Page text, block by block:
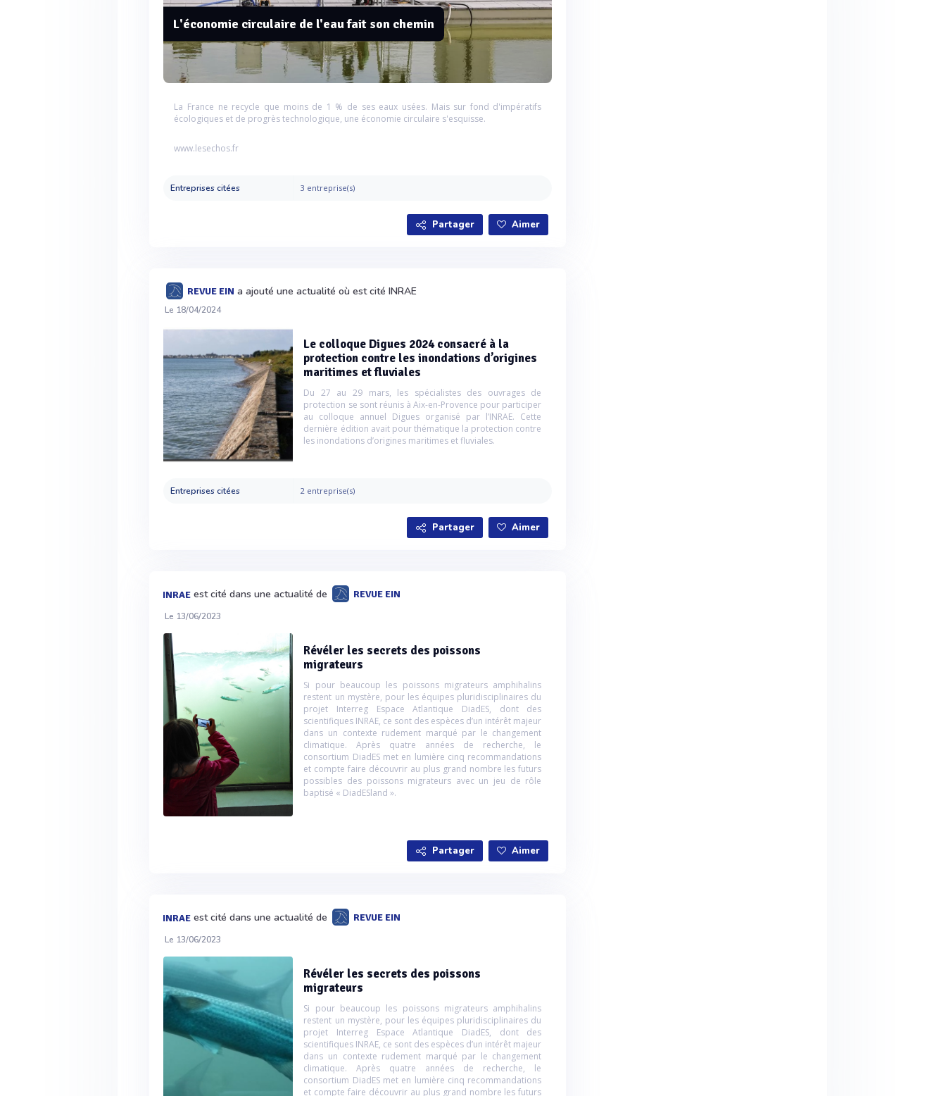
L'économie circulaire de l'eau fait son chemin
La France ne recycle que moins de 1 % de ses eaux usées. Mais sur fond d'impératifs
écologiques et de progrès technologique, une économie circulaire s'esquisse.
www.lesechos.fr
Entreprises citées 3 entreprise(s)
Partager Aimer
REVUE EIN a ajouté une actualité où est cité INRAE
Le 18/04/2024
Le colloque Digues 2024 consacré à la
protection contre les inondations d’origines
maritimes et fluviales
Du 27 au 29 mars, les spécialistes des ouvrages de
protection se sont réunis à Aix-en-Provence pour participer
au colloque annuel Digues organisé par l’INRAE. Cette
dernière édition avait pour thématique la protection contre
les inondations d’origines maritimes et fluviales.
Entreprises citées 2 entreprise(s)
Partager Aimer
INRAE est cité dans une actualité de REVUE EIN
Le 13/06/2023
Révéler les secrets des poissons
migrateurs
Si pour beaucoup les poissons migrateurs amphihalins
restent un mystère, pour les équipes pluridisciplinaires du
projet Interreg Espace Atlantique DiadES, dont des
scientifiques INRAE, ce sont des espèces d’un intérêt majeur
dans un contexte rudement marqué par le changement
climatique. Après quatre années de recherche, le
consortium DiadES met en lumière cinq recommandations
et compte faire découvrir au plus grand nombre les futurs
possibles des poissons migrateurs avec un jeu de rôle
baptisé « DiadESland ».
Partager Aimer
INRAE est cité dans une actualité de REVUE EIN
Le 13/06/2023
Révéler les secrets des poissons
migrateurs
Si pour beaucoup les poissons migrateurs amphihalins
restent un mystère, pour les équipes pluridisciplinaires du
projet Interreg Espace Atlantique DiadES, dont des
scientifiques INRAE, ce sont des espèces d’un intérêt majeur
dans un contexte rudement marqué par le changement
climatique. Après quatre années de recherche, le
consortium DiadES met en lumière cinq recommandations
et compte faire découvrir au plus grand nombre les futurs